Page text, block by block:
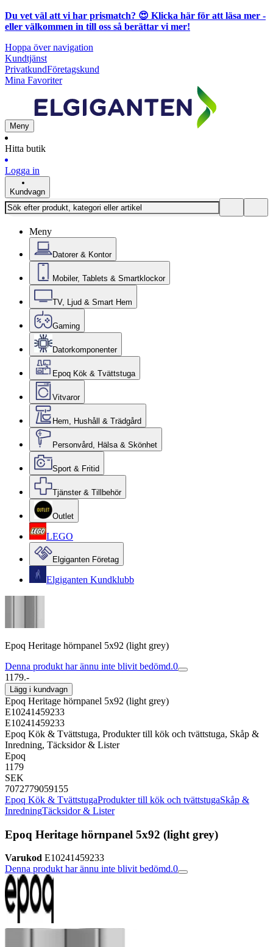
Du vet väl att vi har prismatch? 😍 Klicka här för att läsa mer -
eller välkommen in till oss så berättar vi mer!
Hoppa över navigation
Kundtjänst
PrivatkundFöretagskund
Mina Favoriter
Meny
Hitta butik
Logga in
Kundvagn
Meny
Datorer & Kontor
Mobiler, Tablets & Smartklockor
TV, Ljud & Smart Hem
Gaming
Datorkomponenter
Epoq Kök & Tvättstuga
Vitvaror
Hem, Hushåll & Trädgård
Personvård, Hälsa & Skönhet
Sport & Fritid
Tjänster & Tillbehör
Outlet
LEGO
Elgiganten Företag
Elgiganten Kundklubb
Epoq Heritage hörnpanel 5x92 (light grey)
Denna produkt har ännu inte blivit bedömd.0
1179.-
Lägg i kundvagn
Epoq Heritage hörnpanel 5x92 (light grey)
E10241459233
E10241459233
Epoq Kök & Tvättstuga, Produkter till kök och tvättstuga, Skåp &
Inredning, Täcksidor & Lister
Epoq
1179
SEK
7072779059155
Epoq Kök & TvättstugaProdukter till kök och tvättstugaSkåp &
InredningTäcksidor & Lister
Epoq Heritage hörnpanel 5x92 (light grey)
Varukod E10241459233
Denna produkt har ännu inte blivit bedömd.0